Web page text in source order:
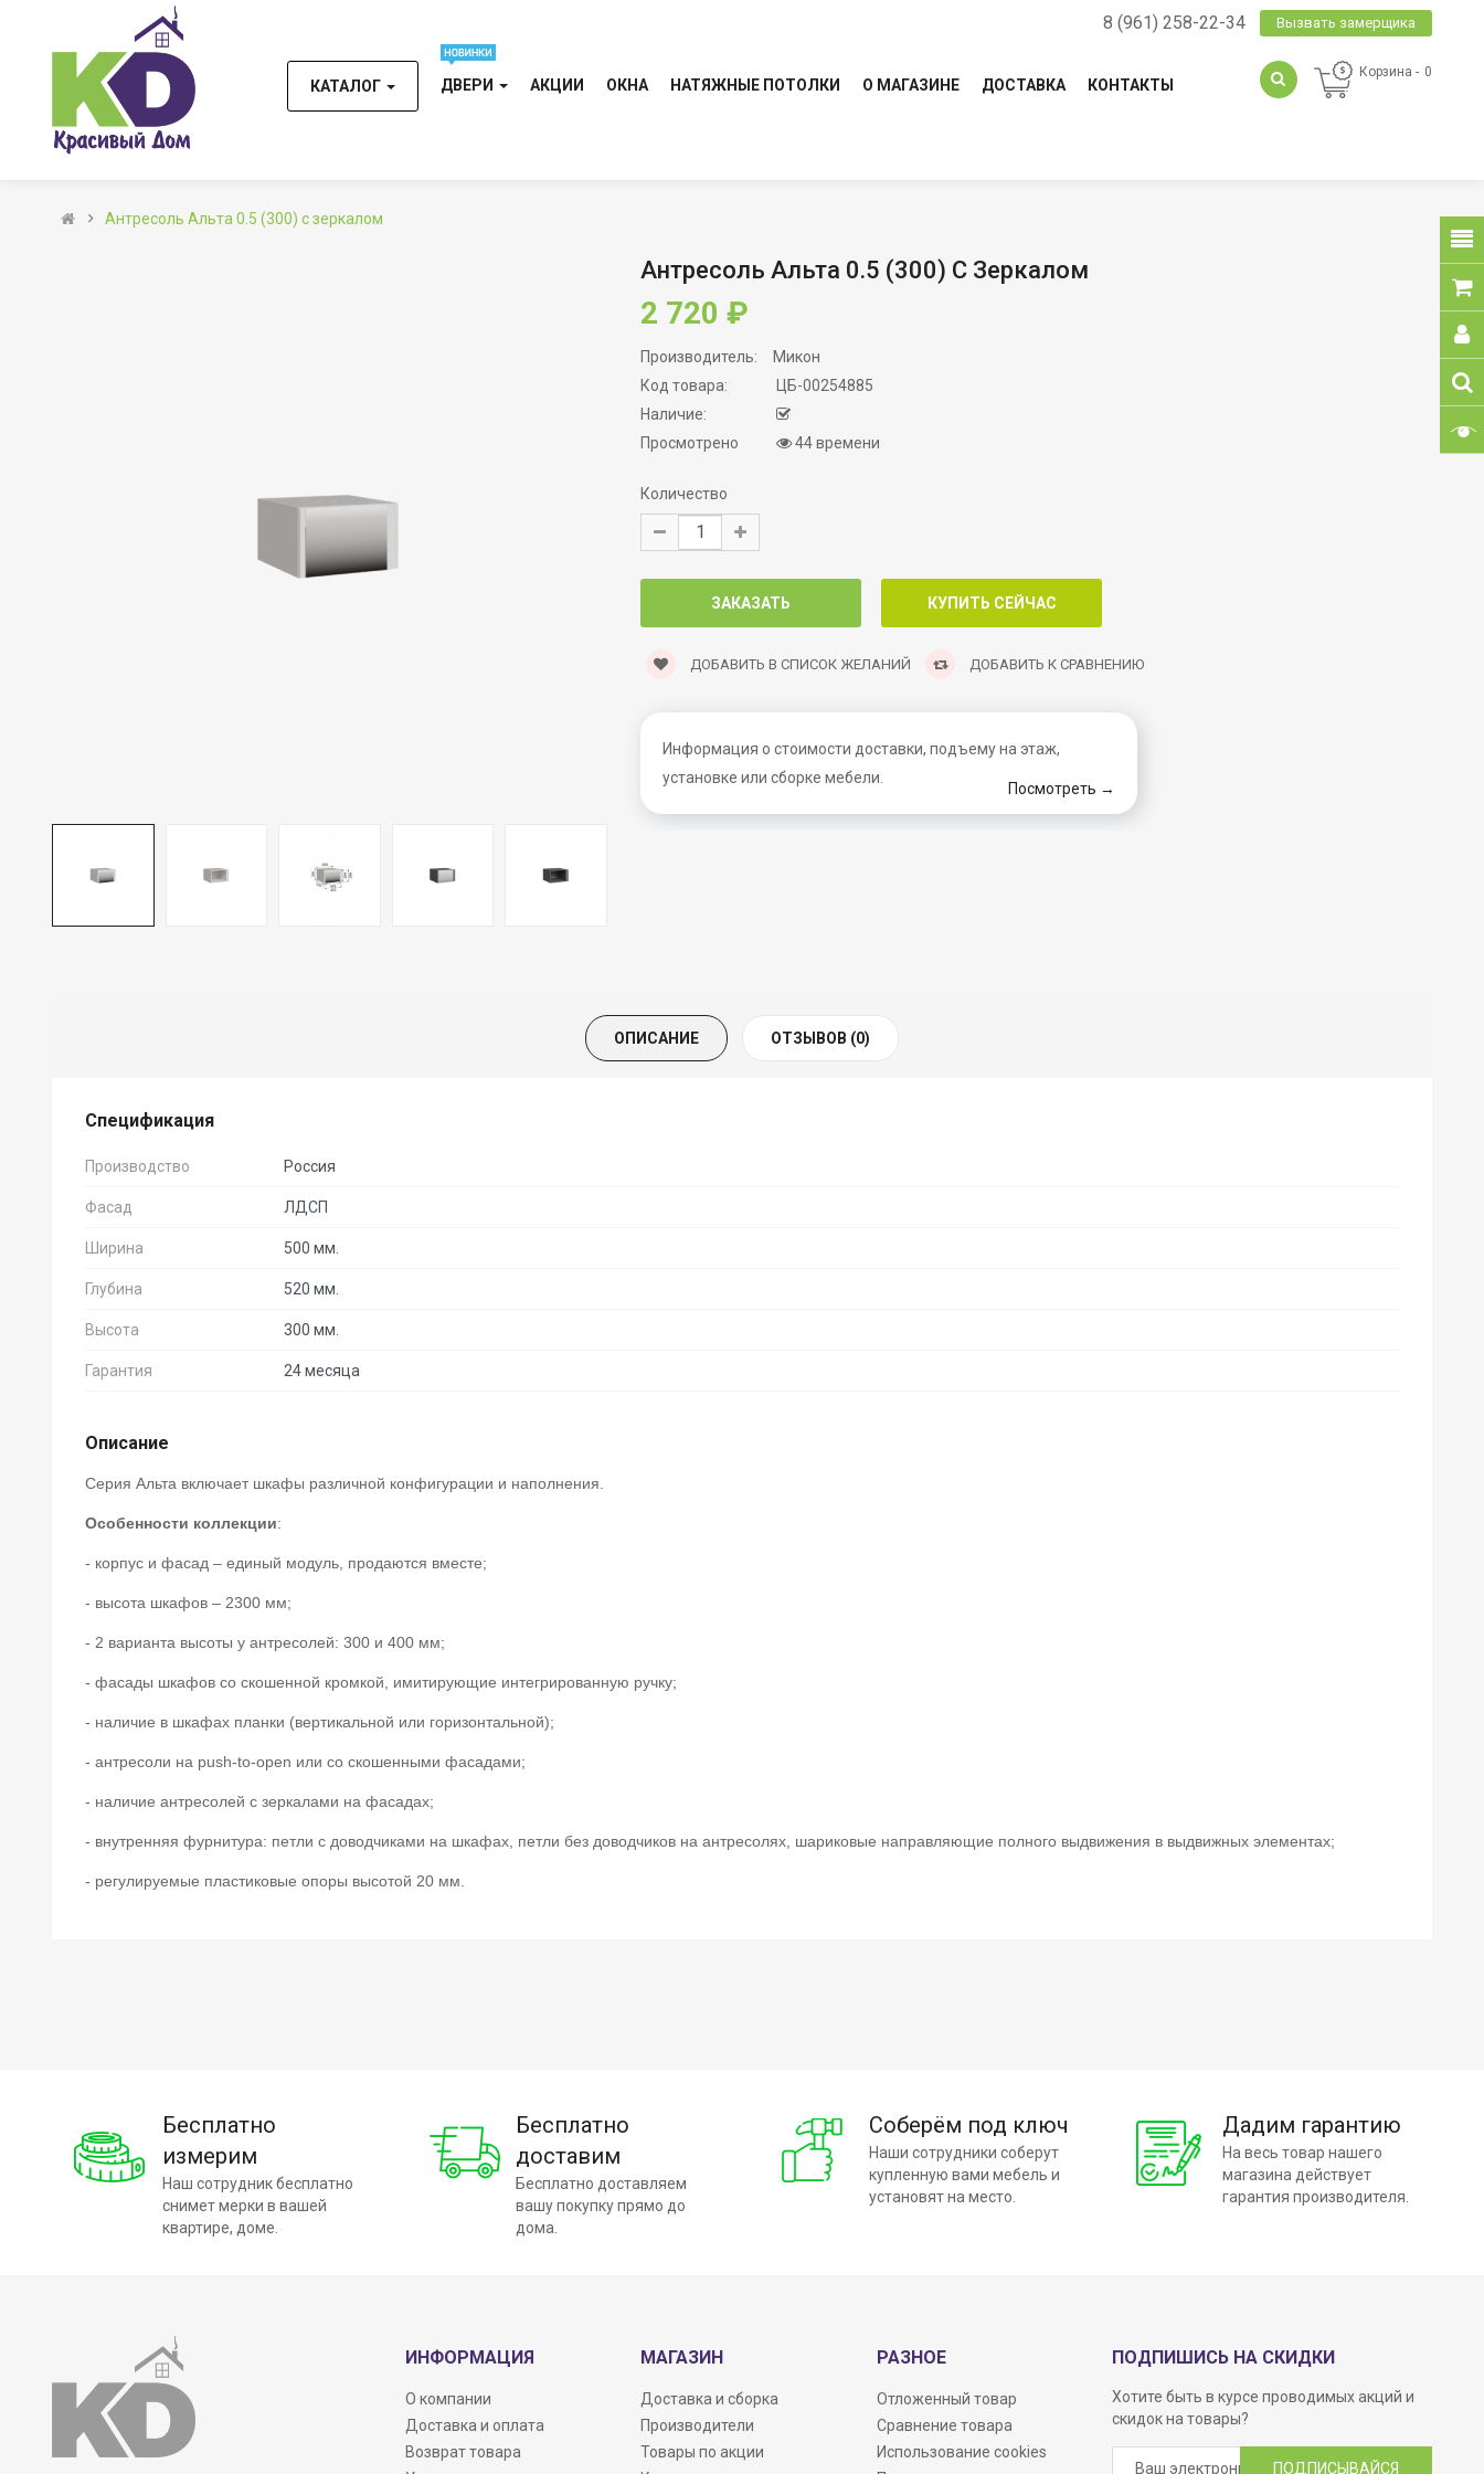
8 (961) 258-22-34 Вызвать замерщика
КАТАЛОГ ДВЕРИ АКЦИИ ОКНА НАТЯЖНЫЕ ПОТОЛКИ О МАГАЗИНЕ ДОСТАВКА КОНТАКТЫ
Корзина 0
Антресоль Альта 0.5 (300) с зеркалом
Антресоль Альта 0.5 (300) С Зеркалом
2 720 ₽
Производитель:
Микон
Код товара:
ЦБ-00254885
Наличие:
Просмотрено
44 времени
Количество
ДОБАВИТЬ В СПИСОК ЖЕЛАНИЙ ДОБАВИТЬ К СРАВНЕНИЮ
Информация о стоимости доставки, подъему на этаж,
установке или сборке мебели.
Посмотреть →
ОПИСАНИЕ ОТЗЫВОВ (0)
Спецификация
Производство Россия
Фасад ЛДСП
Ширина 500 мм.
Глубина 520 мм.
Высота 300 мм.
Гарантия 24 месяца
Описание
Серия Альта включает шкафы различной конфигурации и наполнения.
Особенности коллекции:
- корпус и фасад – единый модуль, продаются вместе;
- высота шкафов – 2300 мм;
- 2 варианта высоты у антресолей: 300 и 400 мм;
- фасады шкафов со скошенной кромкой, имитирующие интегрированную ручку;
- наличие в шкафах планки (вертикальной или горизонтальной);
- антресоли на push-to-open или со скошенными фасадами;
- наличие антресолей с зеркалами на фасадах;
- внутренняя фурнитура: петли с доводчиками на шкафах, петли без доводчиков на антресолях, шариковые направляющие полного выдвижения в выдвижных элементах;
- регулируемые пластиковые опоры высотой 20 мм.
Бесплатно
измерим
Наш сотрудник бесплатно
снимет мерки в вашей
квартире, доме.
Бесплатно
доставим
Бесплатно доставляем
вашу покупку прямо до
дома.
Соберём под ключ
Наши сотрудники соберут
купленную вами мебель и
установят на место.
Дадим гарантию
На весь товар нашего
магазина действует
гарантия производителя.
ИНФОРМАЦИЯ
О компании
Доставка и оплата
Возврат товара
МАГАЗИН
Доставка и сборка
Производители
Товары по акции
РАЗНОЕ
Отложенный товар
Сравнение товара
Использование cookies
ПОДПИШИСЬ НА СКИДКИ
Хотите быть в курсе проводимых акций и
скидок на товары?
ПОДПИСЫВАЙСЯ